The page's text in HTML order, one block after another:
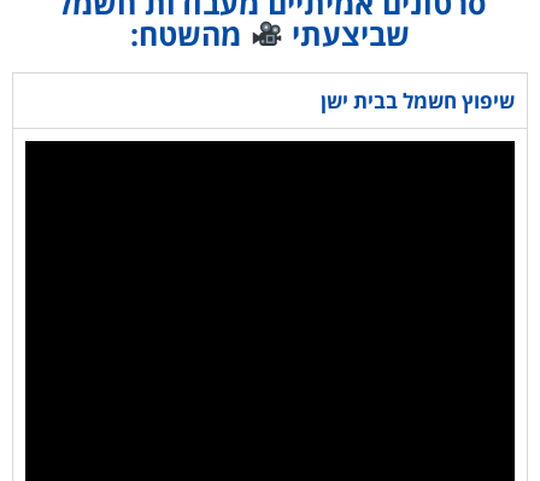
שביצעתי מהשטח:
שיפוץ חשמל בבית ישן